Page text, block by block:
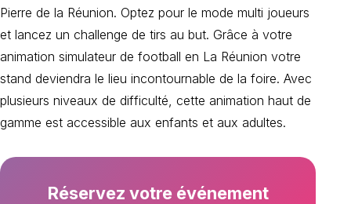
Pierre de la Réunion. Optez pour le mode multi joueurs
et lancez un challenge de tirs au but. Grâce à votre
animation simulateur de football en La Réunion votre
stand deviendra le lieu incontournable de la foire. Avec
plusieurs niveaux de difficulté, cette animation haut de
gamme est accessible aux enfants et aux adultes.
Réservez votre événement